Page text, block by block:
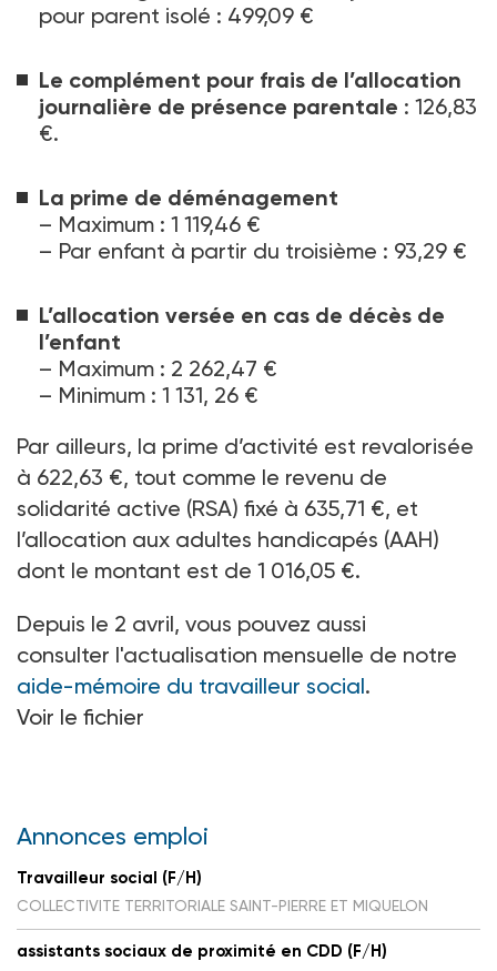
pour parent isolé : 499,09 €
Le complément pour frais de l’allocation
journalière de présence parentale : 126,83
€.
La prime de déménagement
– Maximum : 1 119,46 €
– Par enfant à partir du troisième : 93,29 €
L’allocation versée en cas de décès de
l’enfant
– Maximum : 2 262,47 €
– Minimum : 1 131, 26 €
Par ailleurs, la prime d’activité est revalorisée
à 622,63 €, tout comme le revenu de
solidarité active (RSA) fixé à 635,71 €, et
l’allocation aux adultes handicapés (AAH)
dont le montant est de 1 016,05 €.
Depuis le 2 avril, vous pouvez aussi
consulter l'actualisation mensuelle de notre
aide-mémoire du travailleur social.
Voir le fichier
Annonces emploi
Travailleur social (F/H)
COLLECTIVITE TERRITORIALE SAINT-PIERRE ET MIQUELON
assistants sociaux de proximité en CDD (F/H)